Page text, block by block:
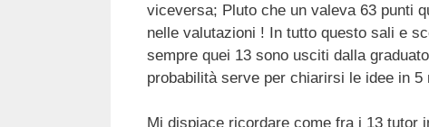
viceversa; Pluto che un valeva 63 punti
nelle valutazioni ! In tutto questo sali e
sempre quei 13 sono usciti dalla
probabilità serve per chiarirsi le idee in
Mi dispiace ricordare come fra i 13 tutor